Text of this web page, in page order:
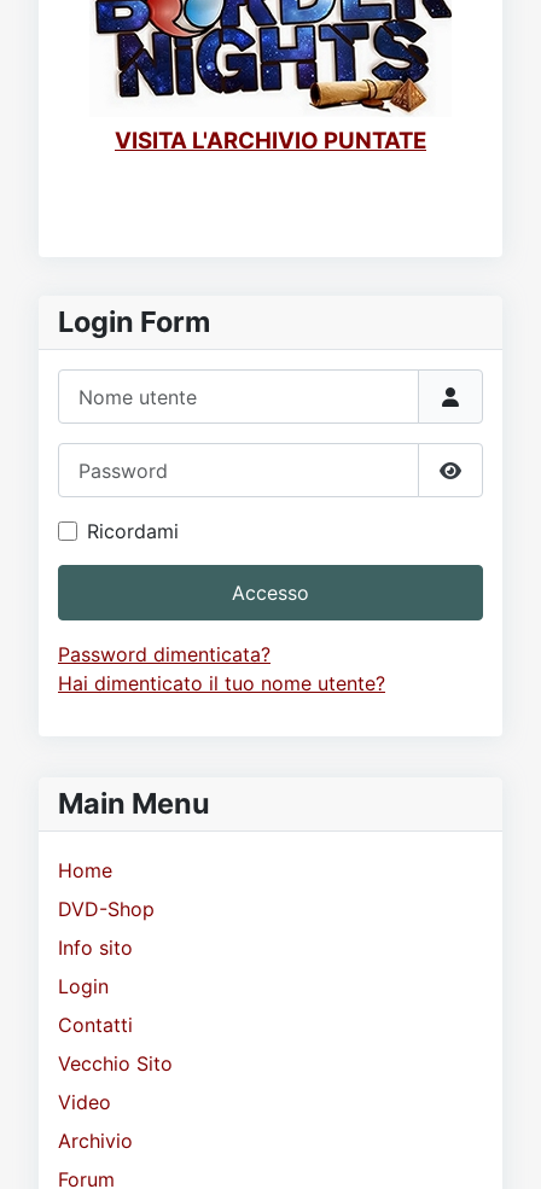
Login Form
Mostra
Ricordami
Accesso
Password dimenticata?
Hai dimenticato il tuo nome utente?
Main Menu
Home
DVD-Shop
Info sito
Login
Contatti
Vecchio Sito
Video
Archivio
Forum
VISITA L'ARCHIVIO PUNTATE